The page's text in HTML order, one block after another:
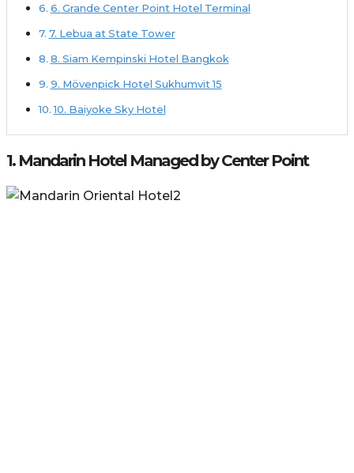
6. Grande Center Point Hotel Terminal
7. Lebua at State Tower
8. Siam Kempinski Hotel Bangkok
9. Mövenpick Hotel Sukhumvit 15
10. Baiyoke Sky Hotel
1. Mandarin Hotel Managed by Center Point